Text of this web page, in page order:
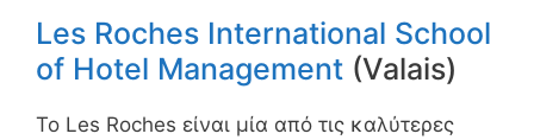
Les Roches International School
of Hotel Management (Valais)
Το Les Roches είναι μία από τις καλύτερες